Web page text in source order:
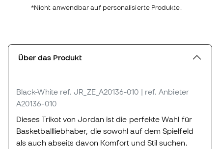
*Nicht anwendbar auf personalisierte Produkte.
Über das Produkt
Black-White ref. JR_ZE_A20136-010 | ref. Anbieter
A20136-010
Dieses Trikot von Jordan ist die perfekte Wahl für
Basketballliebhaber, die sowohl auf dem Spielfeld
als auch abseits davon Komfort und Stil suchen.